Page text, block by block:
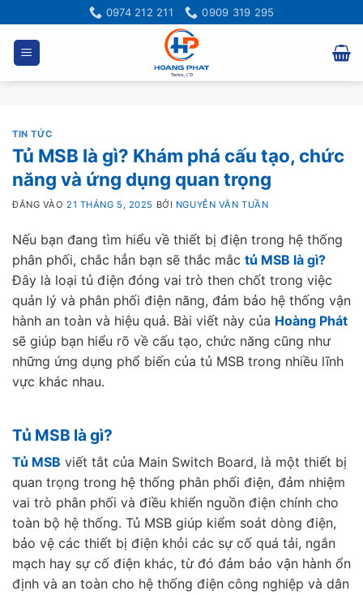
qua
dung
0974 212 211 0909 319 295
TIN TỨC
Tủ MSB là gì? Khám phá cấu tạo, chức
năng và ứng dụng quan trọng
ĐĂNG VÀO 21 THÁNG 5, 2025 BỞI NGUYỄN VĂN TUẦN
Nếu bạn đang tìm hiểu về thiết bị điện trong hệ thống
phân phối, chắc hẳn bạn sẽ thắc mắc tủ MSB là gì?
Đây là loại tủ điện đóng vai trò then chốt trong việc
quản lý và phân phối điện năng, đảm bảo hệ thống vận
hành an toàn và hiệu quả. Bài viết này của Hoàng Phát
sẽ giúp bạn hiểu rõ về cấu tạo, chức năng cũng như
những ứng dụng phổ biến của tủ MSB trong nhiều lĩnh
vực khác nhau.
Tủ MSB là gì?
Tủ MSB viết tắt của Main Switch Board, là một thiết bị
quan trọng trong hệ thống phân phối điện, đảm nhiệm
vai trò phân phối và điều khiển nguồn điện chính cho
toàn bộ hệ thống. Tủ MSB giúp kiểm soát dòng điện,
bảo vệ các thiết bị điện khỏi các sự cố quá tải, ngắn
mạch hay sự cố điện khác, từ đó đảm bảo vận hành ổn
định và an toàn cho hệ thống điện công nghiệp và dân